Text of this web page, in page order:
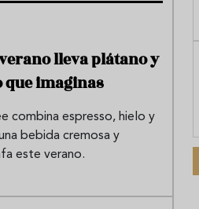
lleva plátano y
que imaginas
combina espresso, hielo y
bebida cremosa y
este verano.